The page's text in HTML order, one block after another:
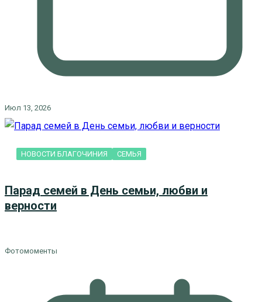
Июл 13, 2026
НОВОСТИ БЛАГОЧИНИЯ СЕМЬЯ
Парад семей в День семьи, любви и
верности
Фотомоменты